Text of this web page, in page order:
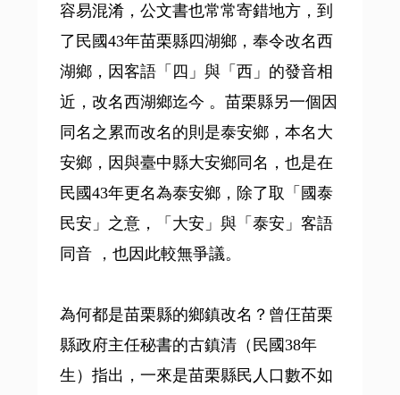
容易混淆，公文書也常常寄錯地方，到
了民國43年苗栗縣四湖鄉，奉令改名西
湖鄉，因客語「四」與「西」的發音相
近，改名西湖鄉迄今 。苗栗縣另一個因
同名之累而改名的則是泰安鄉，本名大
安鄉，因與臺中縣大安鄉同名，也是在
民國43年更名為泰安鄉，除了取「國泰
民安」之意，「大安」與「泰安」客語
同音 ，也因此較無爭議。
為何都是苗栗縣的鄉鎮改名？曾仼苗栗
縣政府主任秘書的古鎮清（民國38年
生）指出，一來是苗栗縣民人口數不如